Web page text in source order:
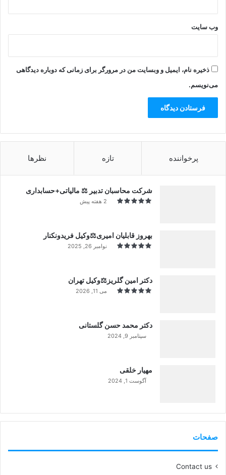
وب‌ سایت
ذخیره نام، ایمیل و وبسایت من در مرورگر برای زمانی که دوباره دیدگاهی
می‌نویسم.
پرخواننده تازه نظرها
شرکت محاسبان تدبیر ⚖️ مالیاتی+حسابداری
2 هفته پیش
بهروز قابلیان امیری⚖️وکیل فریدونکنار
نوامبر 26, 2025
دکتر امین گلریز⚖️وکیل تهران
می 11, 2026
دکتر محمد حسن گلستانی
سپتامبر 9, 2024
مهیار خلقی
آگوست 1, 2024
صفحات
Contact us